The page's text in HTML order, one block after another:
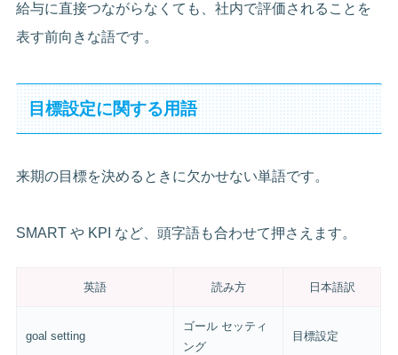
給与に直接つながらなくても、社内で評価されることを
表す前向きな語です。
目標設定に関する用語
来期の目標を決めるときに欠かせない単語です。
SMART や KPI など、頭字語も合わせて押さえます。
英語 読み方 日本語訳
goal setting
ゴール セッティ
ング
目標設定